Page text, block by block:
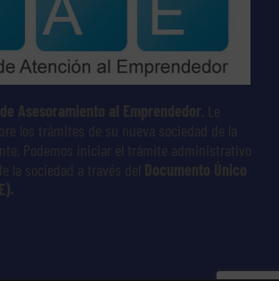
Asesoramiento al Emprendedor . Le
los trámites de su nueva sociedad de la
Podemos iniciar el trámite administrativo
la sociedad a través del Documento Único